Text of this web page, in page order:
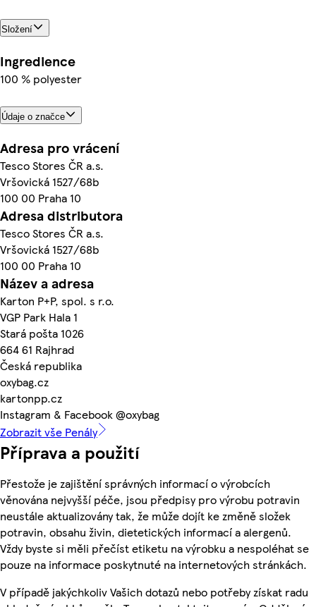
Složení
Ingredience
100 % polyester
Údaje o značce
Adresa pro vrácení
Tesco Stores ČR a.s.
Vršovická 1527/68b
100 00 Praha 10
Adresa distributora
Tesco Stores ČR a.s.
Vršovická 1527/68b
100 00 Praha 10
Název a adresa
Karton P+P, spol. s r.o.
VGP Park Hala 1
Stará pošta 1026
664 61 Rajhrad
Česká republika
oxybag.cz
kartonpp.cz
Instagram & Facebook @oxybag
Zobrazit vše Penály
Příprava a použití
Přestože je zajištění správných informací o výrobcích
věnována nejvyšší péče, jsou předpisy pro výrobu potravin
neustále aktualizovány tak, že může dojít ke změně složek
potravin, obsahu živin, dietetických informací a alergenů.
Vždy byste si měli přečíst etiketu na výrobku a nespoléhat se
pouze na informace poskytnuté na internetových stránkách.
V případě jakýchkoliv Vašich dotazů nebo potřeby získat radu